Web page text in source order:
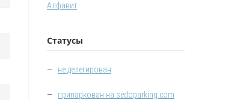
Алфавит
Статусы
— не делегирован
— припаркован на sedoparking.com